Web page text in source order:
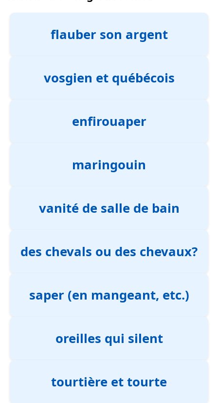
flauber son argent
vosgien et québécois
enfirouaper
maringouin
vanité de salle de bain
des chevals ou des chevaux?
saper (en mangeant, etc.)
oreilles qui silent
tourtière et tourte